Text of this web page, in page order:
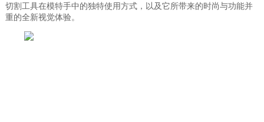
切割工具在模特手中的独特使用方式，以及它所带来的时尚与功能并
重的全新视觉体验。